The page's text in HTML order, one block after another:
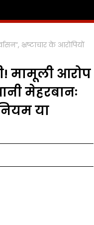
भ्रष्टाचार के आरोपियों
मामूली आरोप
मेहरबानः
या